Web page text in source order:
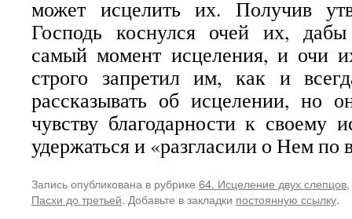
может исцелить их. Получив
Господь коснулся очей их, дабы
самый момент исцеления, и очи
строго запретил им, как и
рассказывать об исцелении, но
чувству благодарности к своему
удержаться и «разгласили о Нем
Запись опубликована в рубрике 64. Исцеление двух слепцов,
Пасхи до третьей. Добавьте в закладки постоянную ссылку.